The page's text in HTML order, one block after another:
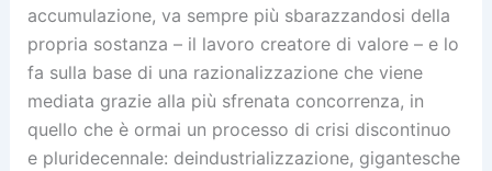
accumulazione, va sempre più sbarazzandosi della
propria sostanza – il lavoro creatore di valore – e lo
fa sulla base di una razionalizzazione che viene
mediata grazie alla più sfrenata concorrenza, in
quello che è ormai un processo di crisi discontinuo
e pluridecennale: deindustrializzazione, gigantesche